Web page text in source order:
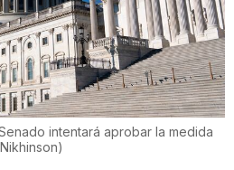
intentará aprobar la medida
)